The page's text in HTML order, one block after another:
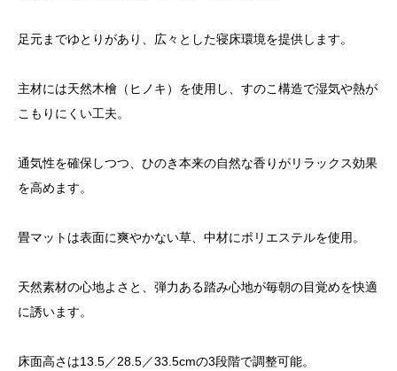
足元までゆとりがあり、広々とした寝床環境を提供します。
主材には天然木檜（ヒノキ）を使用し、すのこ構造で湿気や熱が
こもりにくい工夫。
通気性を確保しつつ、ひのき本来の自然な香りがリラックス効果
を高めます。
畳マットは表面に爽やかない草、中材にポリエステルを使用。
天然素材の心地よさと、弾力ある踏み心地が毎朝の目覚めを快適
に誘います。
床面高さは13.5／28.5／33.5cmの3段階で調整可能。